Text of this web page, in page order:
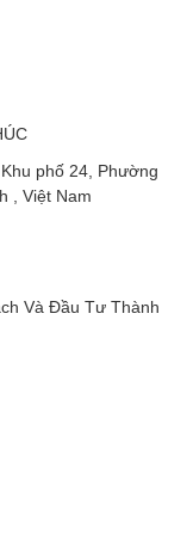
phố 24, Phường
, Việt Nam
Và Đầu Tư Thành